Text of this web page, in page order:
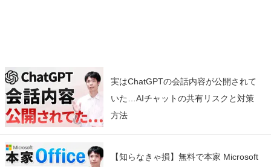
実はChatGPTの会話内容が公開されて
いた…AIチャットの共有リスクと対策
方法
【知らなきゃ損】無料で本家 Microsoft